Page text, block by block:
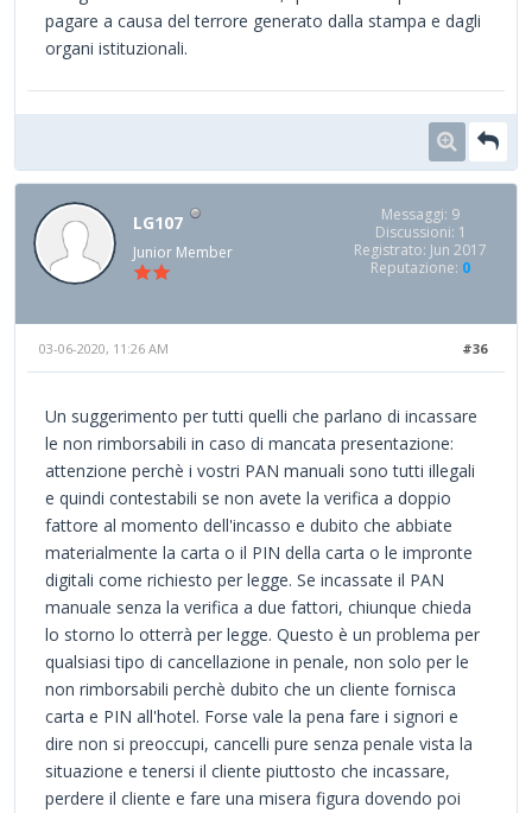
pagare a causa del terrore generato dalla stampa e dagli
organi istituzionali.
LG107
Junior Member
Messaggi: 9
Discussioni: 1
Registrato: Jun 2017
Reputazione: 0
#36
03-06-2020, 11:26 AM
Un suggerimento per tutti quelli che parlano di incassare
le non rimborsabili in caso di mancata presentazione:
attenzione perchè i vostri PAN manuali sono tutti illegali
e quindi contestabili se non avete la verifica a doppio
fattore al momento dell'incasso e dubito che abbiate
materialmente la carta o il PIN della carta o le impronte
digitali come richiesto per legge. Se incassate il PAN
manuale senza la verifica a due fattori, chiunque chieda
lo storno lo otterrà per legge. Questo è un problema per
qualsiasi tipo di cancellazione in penale, non solo per le
non rimborsabili perchè dubito che un cliente fornisca
carta e PIN all'hotel. Forse vale la pena fare i signori e
dire non si preoccupi, cancelli pure senza penale vista la
situazione e tenersi il cliente piuttosto che incassare,
perdere il cliente e fare una misera figura dovendo poi